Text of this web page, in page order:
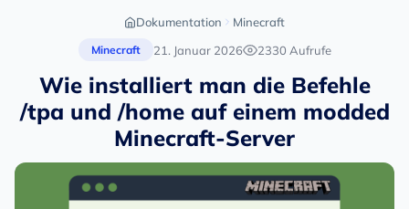
Dokumentation Minecraft
Minecraft 21. Januar 2026 2330 Aufrufe
Wie installiert man die Befehle
/tpa und /home auf einem modded
Minecraft-Server